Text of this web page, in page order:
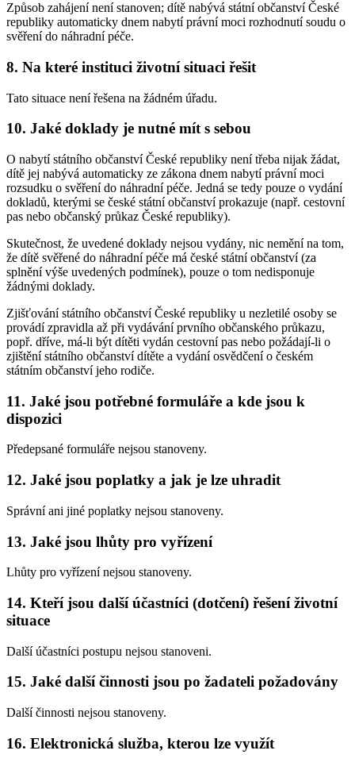
Způsob zahájení není stanoven; dítě nabývá státní občanství České
republiky automaticky dnem nabytí právní moci rozhodnutí soudu o
svěření do náhradní péče.
8. Na které instituci životní situaci řešit
Tato situace není řešena na žádném úřadu.
10. Jaké doklady je nutné mít s sebou
O nabytí státního občanství České republiky není třeba nijak žádat,
dítě jej nabývá automaticky ze zákona dnem nabytí právní moci
rozsudku o svěření do náhradní péče. Jedná se tedy pouze o vydání
dokladů, kterými se české státní občanství prokazuje (např. cestovní
pas nebo občanský průkaz České republiky).
Skutečnost, že uvedené doklady nejsou vydány, nic nemění na tom,
že dítě svěřené do náhradní péče má české státní občanství (za
splnění výše uvedených podmínek), pouze o tom nedisponuje
žádnými doklady.
Zjišťování státního občanství České republiky u nezletilé osoby se
provádí zpravidla až při vydávání prvního občanského průkazu,
popř. dříve, má-li být dítěti vydán cestovní pas nebo požádají-li o
zjištění státního občanství dítěte a vydání osvědčení o českém
státním občanství jeho rodiče.
11. Jaké jsou potřebné formuláře a kde jsou k
dispozici
Předepsané formuláře nejsou stanoveny.
12. Jaké jsou poplatky a jak je lze uhradit
Správní ani jiné poplatky nejsou stanoveny.
13. Jaké jsou lhůty pro vyřízení
Lhůty pro vyřízení nejsou stanoveny.
14. Kteří jsou další účastníci (dotčení) řešení životní
situace
Další účastníci postupu nejsou stanoveni.
15. Jaké další činnosti jsou po žadateli požadovány
Další činnosti nejsou stanoveny.
16. Elektronická služba, kterou lze využít